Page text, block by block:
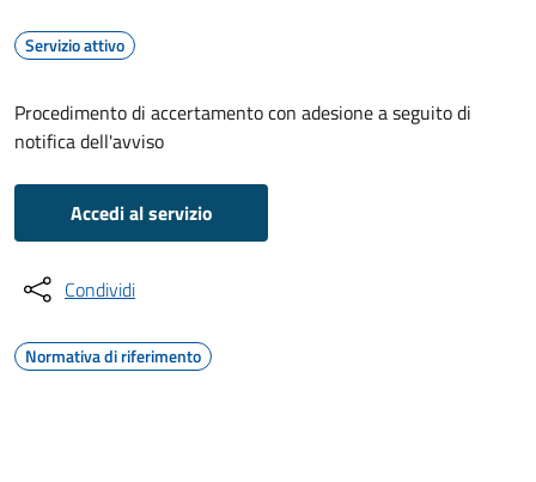
Servizio attivo
Procedimento di accertamento con adesione a seguito di
notifica dell'avviso
Accedi al servizio
Condividi
Normativa di riferimento